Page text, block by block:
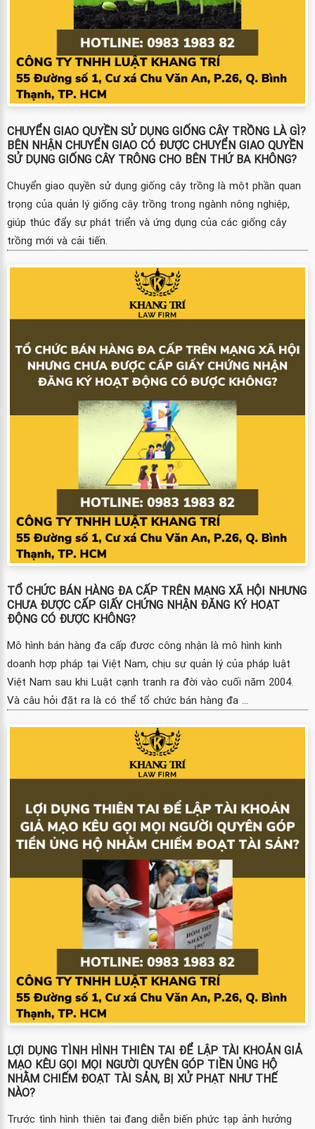
CHUYỂN GIAO QUYỀN SỬ DỤNG GIỐNG CÂY TRỒNG LÀ GÌ?
BÊN NHẬN CHUYỂN GIAO CÓ ĐƯỢC CHUYỂN GIAO QUYỀN
SỬ DỤNG GIỐNG CÂY TRÔNG CHO BÊN THỨ BA KHÔNG?
Chuyển giao quyền sử dụng giống cây trồng là một phần quan
trọng của quản lý giống cây trồng trong ngành nông nghiệp,
giúp thúc đẩy sự phát triển và ứng dụng của các giống cây
trồng mới và cải tiến.
TỔ CHỨC BÁN HÀNG ĐA CẤP TRÊN MẠNG XÃ HỘI NHƯNG
CHƯA ĐƯỢC CẤP GIẤY CHỨNG NHẬN ĐĂNG KÝ HOẠT
ĐỘNG CÓ ĐƯỢC KHÔNG?
Mô hình bán hàng đa cấp được công nhận là mô hình kinh
doanh hợp pháp tại Việt Nam, chịu sự quản lý của pháp luật
Việt Nam sau khi Luật cạnh tranh ra đời vào cuối năm 2004.
Và câu hỏi đặt ra là có thể tổ chức bán hàng đa ...
LỢI DỤNG TÌNH HÌNH THIÊN TAI ĐỂ LẬP TÀI KHOẢN GIẢ
MẠO KÊU GỌI MỌI NGƯỜI QUYÊN GÓP TIỀN ỦNG HỘ
NHẰM CHIẾM ĐOẠT TÀI SẢN, BỊ XỬ PHẠT NHƯ THẾ
NÀO?
Trước tình hình thiên tai đang diễn biến phức tạp ảnh hưởng